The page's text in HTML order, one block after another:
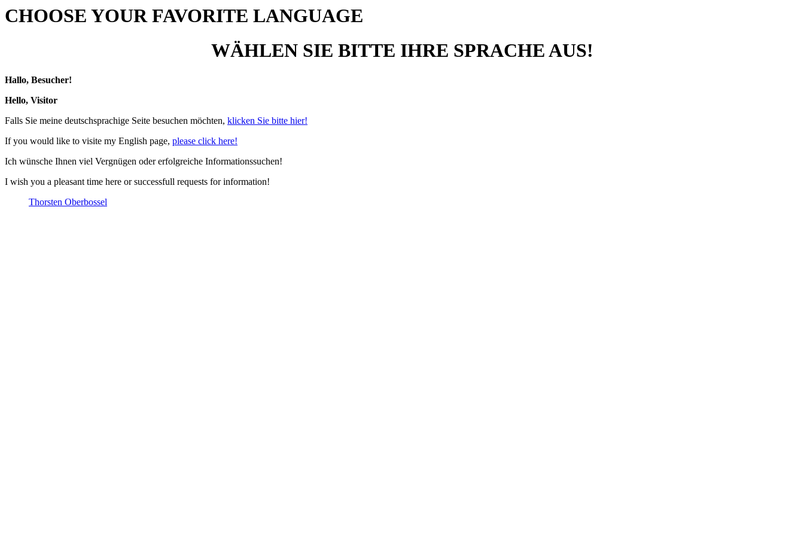
CHOOSE YOUR FAVORITE LANGUAGE
WÄHLEN SIE BITTE IHRE SPRACHE AUS!
Hallo, Besucher!
Hello, Visitor
Falls Sie meine deutschsprachige Seite besuchen möchten, klicken Sie bitte hier!
If you would like to visite my English page, please click here!
Ich wünsche Ihnen viel Vergnügen oder erfolgreiche Informationssuchen!
I wish you a pleasant time here or successfull requests for information!
Thorsten Oberbossel